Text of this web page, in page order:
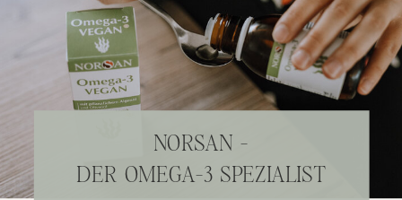
NORSAN -
DER OMEGA-3 SPEZIALIST